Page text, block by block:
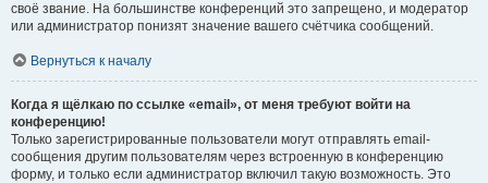
своё звание. На большинстве конференций это запрещено, и модератор
или администратор понизят значение вашего счётчика сообщений.
Вернуться к началу
Когда я щёлкаю по ссылке «email», от меня требуют войти на
конференцию!
Только зарегистрированные пользователи могут отправлять email-
сообщения другим пользователям через встроенную в конференцию
форму, и только если администратор включил такую возможность. Это